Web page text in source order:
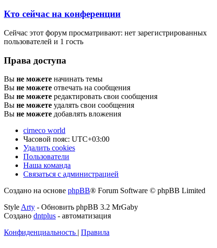
Кто сейчас на конференции
Сейчас этот форум просматривают: нет зарегистрированных
пользователей и 1 гость
Права доступа
Вы не можете начинать темы
Вы не можете отвечать на сообщения
Вы не можете редактировать свои сообщения
Вы не можете удалять свои сообщения
Вы не можете добавлять вложения
cirneco world
Часовой пояс: UTC+03:00
Удалить cookies
Пользователи
Наша команда
Связаться с администрацией
Создано на основе phpBB® Forum Software © phpBB Limited
StyleArty - Обновить phpBB 3.2 MrGaby
Создано dntplus - автоматизация
Конфиденциальность
Правила